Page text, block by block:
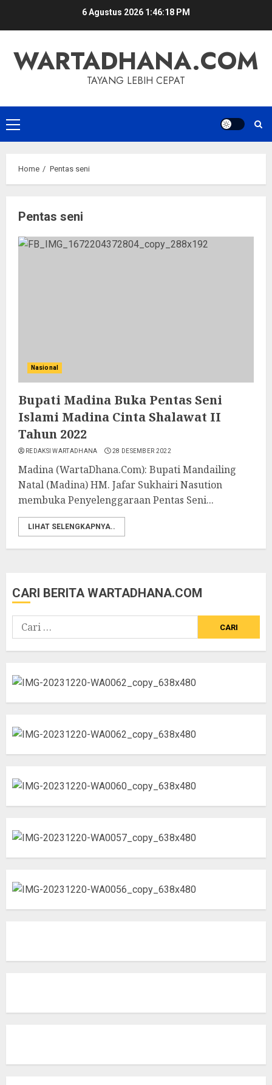
6 Agustus 2026 1:46:18 PM
WARTADHANA.COM
TAYANG LEBIH CEPAT
Primary
Menu
Home Pentas seni
Pentas seni
Nasional
Bupati Madina Buka Pentas Seni
Islami Madina Cinta Shalawat II
Tahun 2022
REDAKSI WARTADHANA 28 DESEMBER 2022
Madina (WartaDhana.Com): Bupati Mandailing
Natal (Madina) HM. Jafar Sukhairi Nasution
membuka Penyelenggaraan Pentas Seni...
LIHAT SELENGKAPNYA..
CARI BERITA WARTADHANA.COM
Cari
untuk: